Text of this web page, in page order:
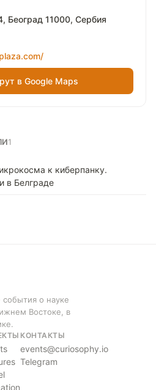
Београд 11000, Сербия
в Google Maps
1
к киберпанку.
в Белграде
о науке
Востоке, в
КОНТАКТЫ
events@curiosophy.io
Telegram